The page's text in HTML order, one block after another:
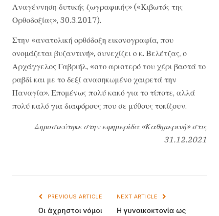
Αναγέννηση δυτικής ζωγραφικής» («Κιβωτός της
Ορθοδοξίας», 30.3.2017).
Στην «ανατολική ορθόδοξη εικονογραφία, που
ονομάζεται βυζαντινή», συνεχίζει ο κ. Βελέτζας, ο
Αρχάγγελος Γαβριήλ, «στο αριστερό του χέρι βαστά το
ραβδί και με το δεξί ανασηκωμένο χαιρετά την
Παναγία». Επομένως πολύ κακό για το τίποτε, αλλά
πολύ καλό για διαφόρους που σε μύθους τοκίζουν.
Δημοσιεύτηκε στην εφημερίδα «Καθημερινή» στις
31.12.2021
PREVIOUS ARTICLE
Οι άχρηστοι νόμοι
NEXT ARTICLE
Η γυναικοκτονία ως